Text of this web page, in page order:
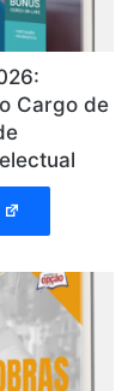
Cargo de